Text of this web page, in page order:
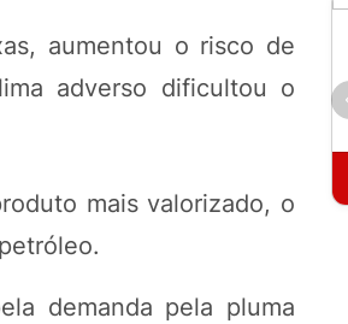
aumentou o risco de
adverso dificultou o
mais valorizado, o
demanda pela pluma
POTOSÍ Fertilizante Líquido
Orgânico 1 LT